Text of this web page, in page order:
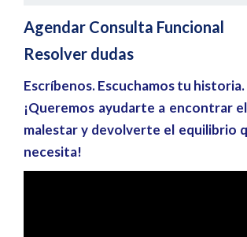
Agendar Consulta Funcional
Resolver dudas
Escríbenos. Escuchamos tu historia.
¡Queremos ayudarte a encontrar
malestar y devolverte el equilibrio
necesita!